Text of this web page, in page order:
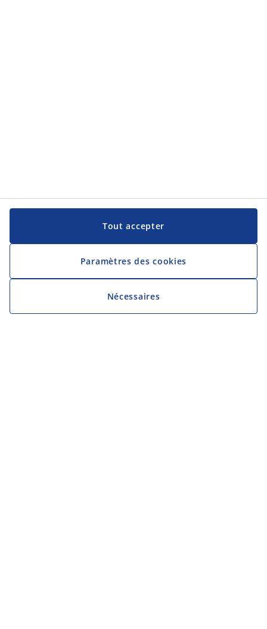
Tout accepter
Paramètres des cookies
Nécessaires